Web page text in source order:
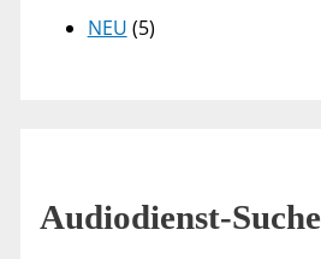
NEU (5)
Audiodienst-Suche